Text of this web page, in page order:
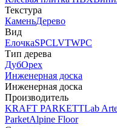
Текстура
КаменьДерево
Вид
ЕлочкаSPCLVTWPC
Тип дерева
ДубОрех
Инженерная доска
Инженерная доска
Производитель
KRAFT PARKETTLab
ParketAlpine Floor